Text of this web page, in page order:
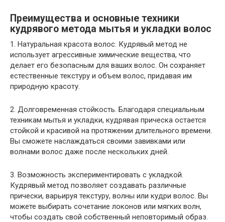
Преимущества и основные техники
кудрявого метода мытья и укладки волос
1. Натуральная красота волос. Кудрявый метод не
использует агрессивные химические вещества, что
делает его безопасным для ваших волос. Он сохраняет
естественные текстуру и объем волос, придавая им
природную красоту.
2. Долговременная стойкость. Благодаря специальным
техникам мытья и укладки, кудрявая прическа остается
стойкой и красивой на протяжении длительного времени.
Вы сможете наслаждаться своими завивками или
волнами волос даже после нескольких дней.
3. Возможность экспериментировать с укладкой.
Кудрявый метод позволяет создавать различные
прически, варьируя текстуру, волны или кудри волос. Вы
можете выбирать сочетание локонов или мягких волн,
чтобы создать свой собственный неповторимый образ.